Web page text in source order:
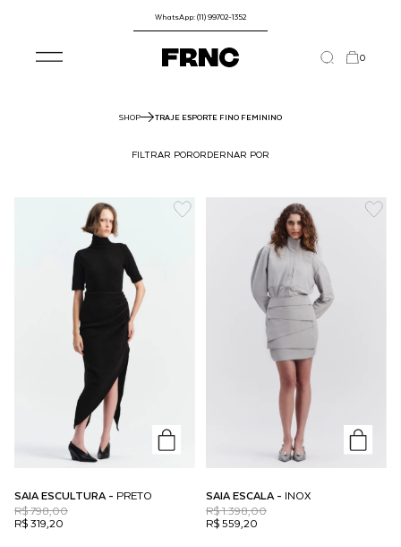
WhatsApp: (11) 99702-1352
0
SHOP TRAJE ESPORTE FINO FEMININO
FILTRAR PORORDERNAR POR
SAIA ESCULTURA - PRETO
R$ 319,20
R$ 798,00
SAIA ESCALA - INOX
R$ 559,20
R$ 1.398,00